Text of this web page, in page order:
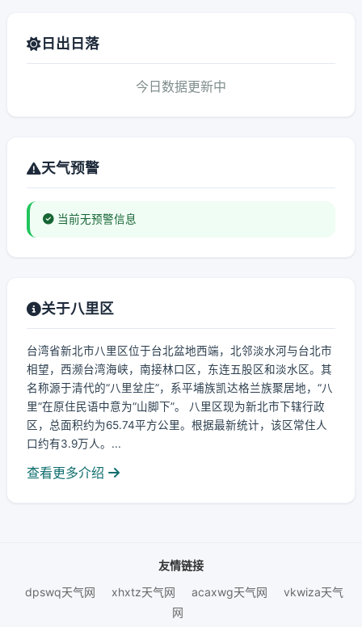
日出日落
今日数据更新中
天气预警
当前无预警信息
关于八里区
台湾省新北市八里区位于台北盆地西端，北邻淡水河与台北市
相望，西濒台湾海峡，南接林口区，东连五股区和淡水区。其
名称源于清代的“八里坌庄”，系平埔族凯达格兰族聚居地，“八
里”在原住民语中意为“山脚下”。 八里区现为新北市下辖行政
区，总面积约为65.74平方公里。根据最新统计，该区常住人
口约有3.9万人。...
查看更多介绍
友情链接
dpswq天气网
xhxtz天气网 acaxwg天气网
vkwiza天气
网